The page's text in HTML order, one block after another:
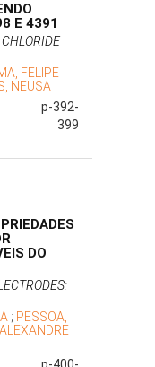
E 4391
FELIPE
NEUSA
p-392-
399
DO
; PESSOA,